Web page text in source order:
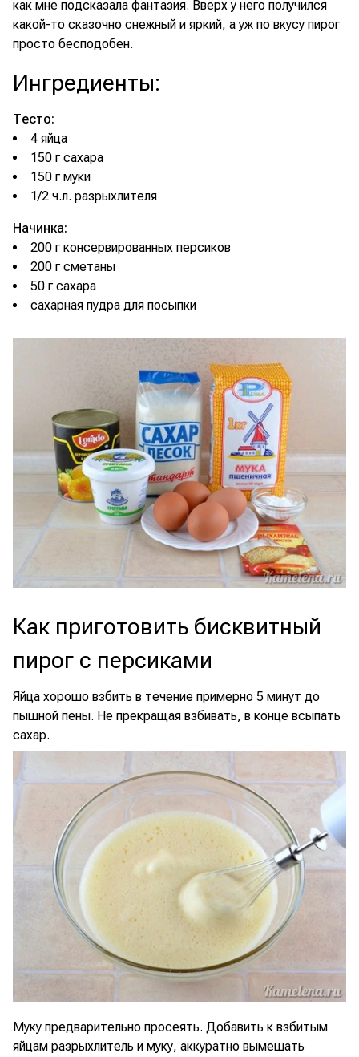
как мне подсказала фантазия. Вверх у него получился
какой-то сказочно снежный и яркий, а уж по вкусу пирог
просто бесподобен.
Ингредиенты:
Тесто:
4 яйца
150 г сахара
150 г муки
1/2 ч.л. разрыхлителя
Начинка:
200 г консервированных персиков
200 г сметаны
50 г сахара
сахарная пудра для посыпки
Как приготовить бисквитный
пирог с персиками
Яйца хорошо взбить в течение примерно 5 минут до
пышной пены. Не прекращая взбивать, в конце всыпать
сахар.
Муку предварительно просеять. Добавить к взбитым
яйцам разрыхлитель и муку, аккуратно вымешать